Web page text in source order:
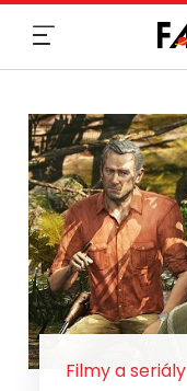
Filmy a seriály